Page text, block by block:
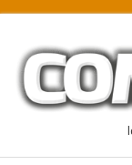
content